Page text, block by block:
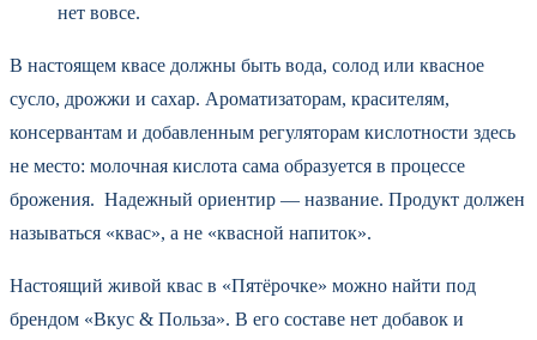
нет вовсе.
В настоящем квасе должны быть вода, солод или квасное
сусло, дрожжи и сахар. Ароматизаторам, красителям,
консервантам и добавленным регуляторам кислотности здесь
не место: молочная кислота сама образуется в процессе
брожения. Надежный ориентир — название. Продукт должен
называться «квас», а не «квасной напиток».
Настоящий живой квас в «Пятёрочке» можно найти под
брендом «Вкус & Польза». В его составе нет добавок и